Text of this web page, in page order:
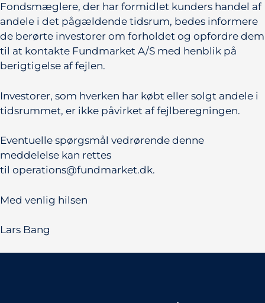
Fondsmæglere, der har formidlet kunders handel af
andele i det pågældende tidsrum, bedes informere
de berørte investorer om forholdet og opfordre dem
til at kontakte Fundmarket A/S med henblik på
berigtigelse af fejlen.
Investorer, som hverken har købt eller solgt andele i
tidsrummet, er ikke påvirket af fejlberegningen.
Eventuelle spørgsmål vedrørende denne
meddelelse kan rettes
til operations@fundmarket.dk.
Med venlig hilsen
Lars Bang